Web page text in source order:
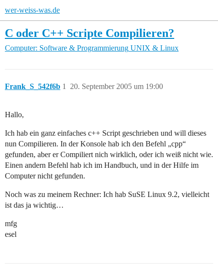
wer-weiss-was.de
C oder C++ Scripte Compilieren?
Computer: Software & Programmierung UNIX & Linux
Frank_S_542f6b 20. September 2005 um 19:00
1
Hallo,
Ich hab ein ganz einfaches c++ Script geschrieben und will dieses
nun Compilieren. In der Konsole hab ich den Befehl „cpp“
gefunden, aber er Compiliert nich wirklich, oder ich weiß nicht wie.
Einen andern Befehl hab ich im Handbuch, und in der Hilfe im
Computer nicht gefunden.
Noch was zu meinem Rechner: Ich hab SuSE Linux 9.2, vielleicht
ist das ja wichtig…
mfg
esel